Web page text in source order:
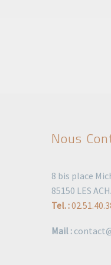
Nous
8 bis place
85150 LES
Tel. :
Mail :